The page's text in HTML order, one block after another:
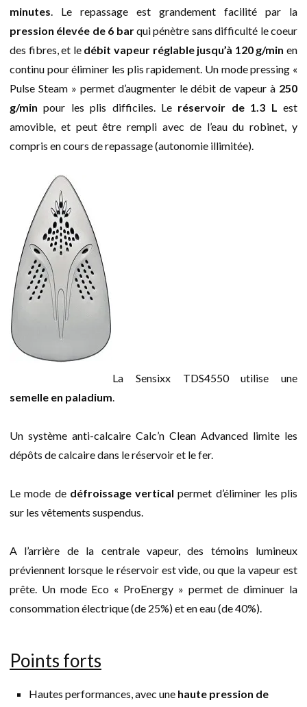
minutes. Le repassage est grandement facilité par la
pression élevée de 6 barqui pénètre sans difficulté le coeur
des fibres, et le débit vapeur réglable jusqu’à 120 g/min en
continu pour éliminer les plis rapidement. Un mode pressing «
Pulse Steam » permet d’augmenter le débit de vapeur à 250
g/min pour les plis difficiles. Le réservoir de 1.3 L est
amovible, et peut être rempli avec de l’eau du robinet, y
compris en cours de repassage (autonomie illimitée).
La Sensixx TDS4550 utilise une
semelle en paladium.
Un système anti-calcaire Calc’n Clean Advanced limite les
dépôts de calcaire dans le réservoir et le fer.
Le mode de défroissage vertical permet d’éliminer les plis
sur les vêtements suspendus.
A l’arrière de la centrale vapeur, des témoins lumineux
préviennent lorsque le réservoir est vide, ou que la vapeur est
prête. Un mode Eco « ProEnergy » permet de diminuer la
consommation électrique (de 25%) et en eau (de 40%).
Points forts
Hautes performances, avec une haute pression de